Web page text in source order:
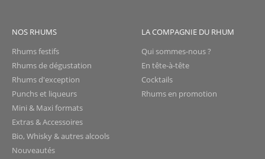
NOS RHUMS
Rhums festifs
Rhums de dégustation
Rhums d'exception
Punchs et liqueurs
Mini & Maxi formats
Extras & Accessoires
Bio, Whisky & autres alcools
Nouveautés
LA COMPAGNIE DU RHUM
Qui sommes-nous ?
En tête-à-tête
Cocktails
Rhums en promotion